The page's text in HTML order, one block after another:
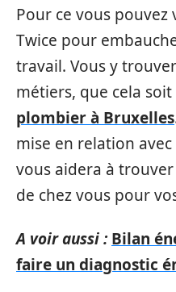
Pour ce vous pouvez
Twice pour
travail. Vous y
métiers, que cela
plombier à Bruxelles
mise en relation
vous aidera à
de chez vous pour
A voir aussi : Bilan
faire un diagnostic